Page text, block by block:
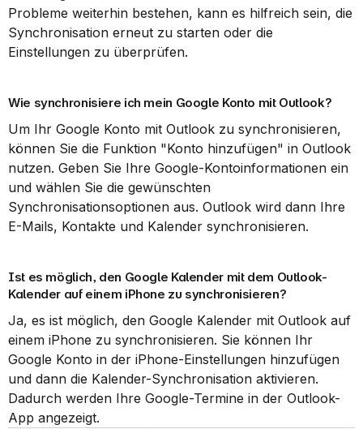
Probleme weiterhin bestehen, kann es hilfreich sein, die
Synchronisation erneut zu starten oder die
Einstellungen zu überprüfen.
Wie synchronisiere ich mein Google Konto mit Outlook?
Um Ihr Google Konto mit Outlook zu synchronisieren,
können Sie die Funktion "Konto hinzufügen" in Outlook
nutzen. Geben Sie Ihre Google-Kontoinformationen ein
und wählen Sie die gewünschten
Synchronisationsoptionen aus. Outlook wird dann Ihre
E-Mails, Kontakte und Kalender synchronisieren.
Ist es möglich, den Google Kalender mit dem Outlook-
Kalender auf einem iPhone zu synchronisieren?
Ja, es ist möglich, den Google Kalender mit Outlook auf
einem iPhone zu synchronisieren. Sie können Ihr
Google Konto in der iPhone-Einstellungen hinzufügen
und dann die Kalender-Synchronisation aktivieren.
Dadurch werden Ihre Google-Termine in der Outlook-
App angezeigt.